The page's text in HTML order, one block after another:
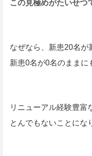
この見極めがたいせつ
なぜなら、新患20名が
新患0名が0名のままに
リニューアル経験豊富
とんでもないことにな